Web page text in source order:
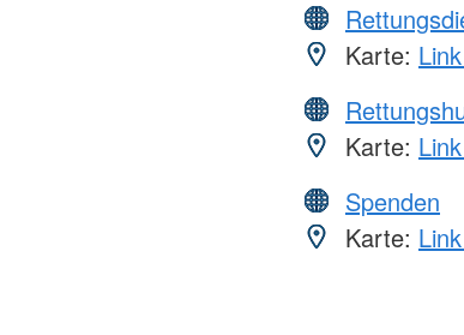
Karte:
Karte:
Spenden
Karte: